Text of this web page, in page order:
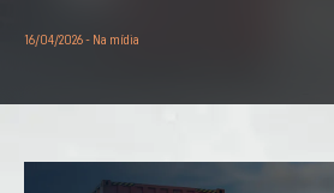
16/04/2026 - Na mídia